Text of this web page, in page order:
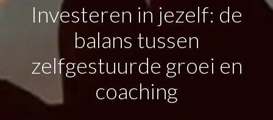
Investeren in jezelf: de
balans tussen
zelfgestuurde groei en
coaching